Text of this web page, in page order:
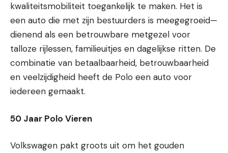
kwaliteitsmobiliteit toegankelijk te maken. Het is
een auto die met zijn bestuurders is meegegroeid—
dienend als een betrouwbare metgezel voor
talloze rijlessen, familieuitjes en dagelijkse ritten. De
combinatie van betaalbaarheid, betrouwbaarheid
en veelzijdigheid heeft de Polo een auto voor
iedereen gemaakt.
50 Jaar Polo Vieren
Volkswagen pakt groots uit om het gouden